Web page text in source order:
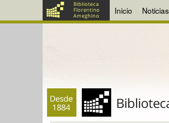
Inicio Noticias